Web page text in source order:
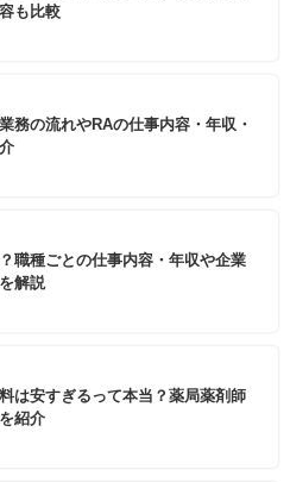
も比較
務の流れやRAの仕事内容・年収・
職種ごとの仕事内容・年収や企業
解説
は安すぎるって本当？薬局薬剤師
紹介